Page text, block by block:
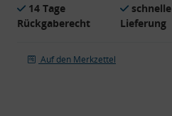
14 Tage
Rückgaberecht
schnelle
Lieferung
Auf den Merkzettel